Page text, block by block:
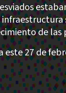
de las
este 27 de